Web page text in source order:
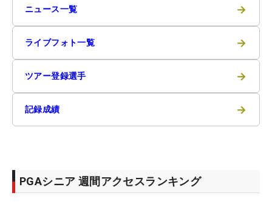
ニュース一覧 →
ライブフォト一覧 →
ツアー登録選手 →
記録成績 →
PGAシニア 週間アクセスランキング